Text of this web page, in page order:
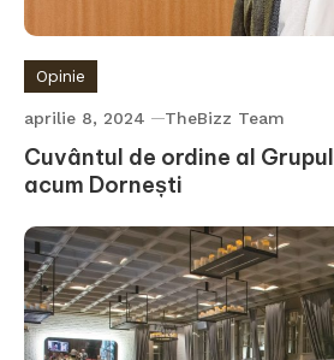
Opinie
aprilie 8, 2024 TheBizz Team
Cuvântul de ordine al
acum Dornești